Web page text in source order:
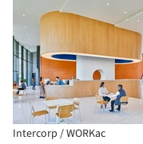
Intercorp / WORKac